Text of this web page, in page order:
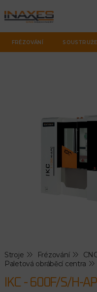
FRÉZOVÁNÍ
Stroje Frézování
Paletová obráběcí centra
IKC - 600F/S/H-